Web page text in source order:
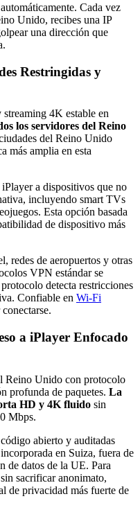
Cada vez
Unido, recibes una IP
una dirección que
Restringidas y
4K estable en
los servidores del Reino
del Reino Unido
más amplia en esta
a dispositivos que no
incluyendo smart TVs
Esta opción basada
de dispositivo más
redes de aeropuertos y otras
VPN estándar se
detecta restricciones
Confiable en Wi-Fi
a iPlayer Enfocado
Reino Unido con protocolo
profunda de paquetes. La
HD y 4K fluido sin
Mbps.
abierto y auditadas
en Suiza, fuera de
de datos de la UE. Para
sacrificar anonimato,
de privacidad más fuerte de